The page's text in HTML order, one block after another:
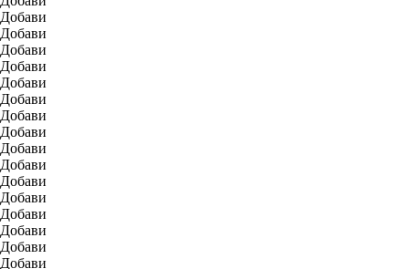
Добави
Добави
Добави
Добави
Добави
Добави
Добави
Добави
Добави
Добави
Добави
Добави
Добави
Добави
Добави
Добави